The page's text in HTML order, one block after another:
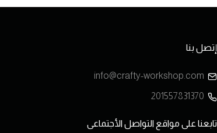
إتصل بنا
info@crafty-workshop.com
201557831370
تابعنا على مواقع التواصل الأجتماعى